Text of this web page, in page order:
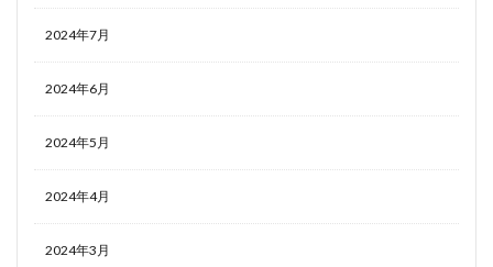
2024年7月
2024年6月
2024年5月
2024年4月
2024年3月